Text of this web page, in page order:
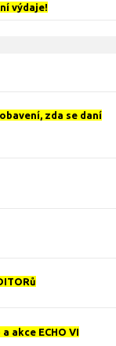
výdaje!
zda se daní
akce ECHO VI